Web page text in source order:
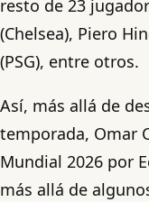
resto de 23
(Chelsea), Piero
(PSG), entre otros.
Así, más allá de
temporada, Omar
Mundial 2026 por
más allá de